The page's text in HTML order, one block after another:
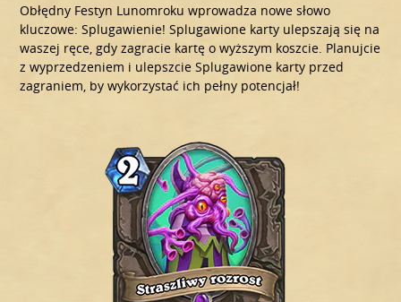
Obłędny Festyn Lunomroku wprowadza nowe słowo
kluczowe: Splugawienie! Splugawione karty ulepszają się na
waszej ręce, gdy zagracie kartę o wyższym koszcie. Planujcie
z wyprzedzeniem i ulepszcie Splugawione karty przed
zagraniem, by wykorzystać ich pełny potencjał!